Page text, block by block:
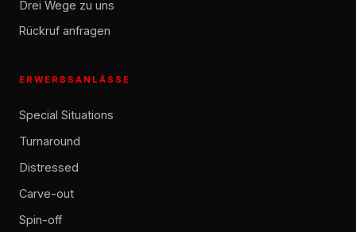
Drei Wege zu uns
Rückruf anfragen
ERWERBSANLÄSSE
Special Situations
Turnaround
Distressed
Carve-out
Spin-off